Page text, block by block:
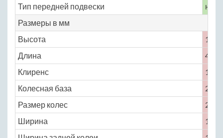
Тип передней подвески
Размеры в мм
Высота
1358
Длина
4602
Клиренс
120
Колесная база
2629
Размер колес
205
Ширина
1731